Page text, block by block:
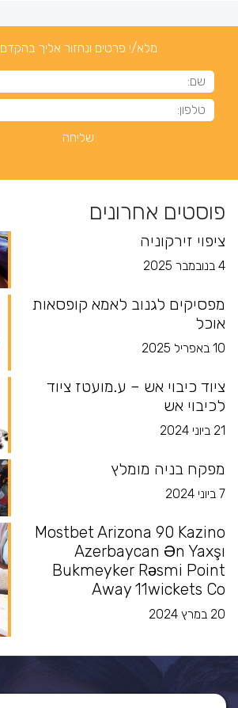
מלא/י פרטים ונחזור אליך בהקדם
פוסטים אחרונים
ציפוי זירקוניה
4 בנובמבר 2025
מפסיקים לגנוב לאמא קופסאות
אוכל
10 באפריל 2025
ציוד כיבוי אש – ע.מועטז ציוד
לכיבוי אש
21 ביוני 2024
מפקח בניה מומלץ
7 ביוני 2024
Mostbet Arizona 90 Kazino
Azerbaycan Ən Yaxşı
Bukmeyker Rəsmi Point
Away 11wickets Co
20 במרץ 2024